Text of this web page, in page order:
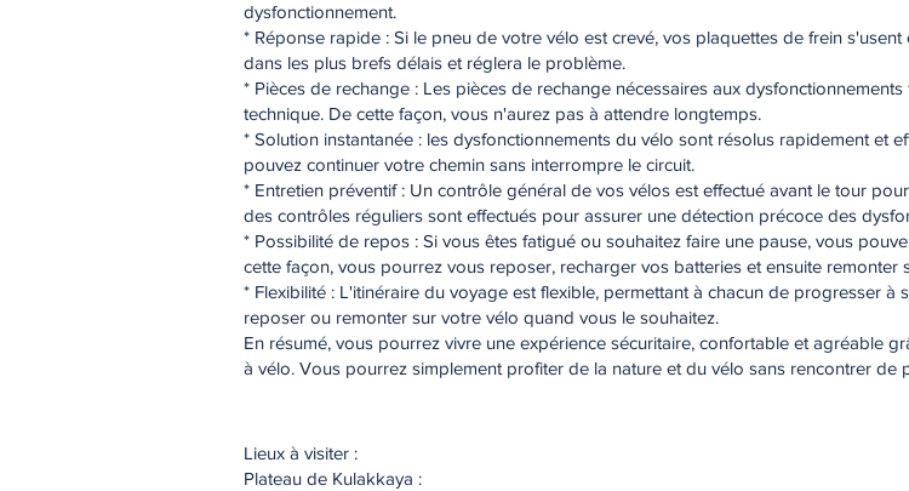
dysfonctionnement.
* Réponse rapide : Si le pneu de votre vélo est crevé, vos plaquettes de frein
dans les plus brefs délais et réglera le problème.
* Pièces de rechange : Les pièces de rechange nécessaires aux
technique. De cette façon, vous n'aurez pas à attendre longtemps.
* Solution instantanée : les dysfonctionnements du vélo sont résolus rapidement et
pouvez continuer votre chemin sans interrompre le circuit.
* Entretien préventif : Un contrôle général de vos vélos est effectué avant le tour
des contrôles réguliers sont effectués pour assurer une détection précoce des
* Possibilité de repos : Si vous êtes fatigué ou souhaitez faire une pause, vous
cette façon, vous pourrez vous reposer, recharger vos batteries et ensuite remonter
* Flexibilité : L'itinéraire du voyage est flexible, permettant à chacun de progresser
reposer ou remonter sur votre vélo quand vous le souhaitez.
En résumé, vous pourrez vivre une expérience sécuritaire, confortable et agréable
à vélo. Vous pourrez simplement profiter de la nature et du vélo sans rencontrer de
Lieux à visiter :
Plateau de Kulakkaya :